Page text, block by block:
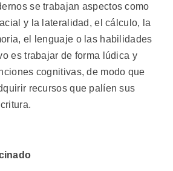
se trabajan aspectos como
y la lateralidad, el cálculo, la
el lenguaje o las habilidades
es trabajar de forma lúdica y
cognitivas, de modo que
recursos que palíen sus